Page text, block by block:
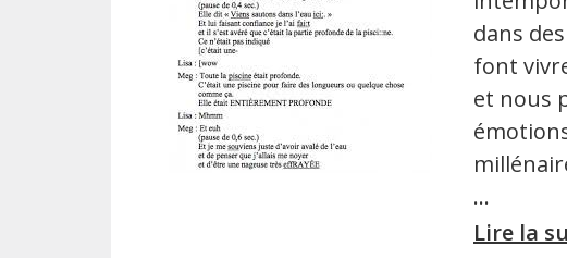
dans
font
et nous
…
Lire la